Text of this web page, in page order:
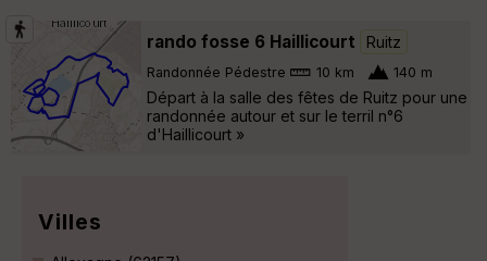
rando fosse 6 Haillicourt Ruitz
Randonnée Pédestre 10 km 140 m
Départ à la salle des fêtes de Ruitz pour une
randonnée autour et sur le terril n°6
d'Haillicourt »
Villes